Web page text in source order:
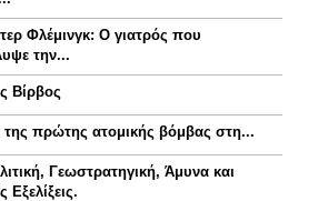
Φλέμινγκ: Ο γιατρός που
την...
Βίρβος
της πρώτης ατομικής βόμβας στη...
Γεωστρατηγική, Άμυνα και
Εξελίξεις.